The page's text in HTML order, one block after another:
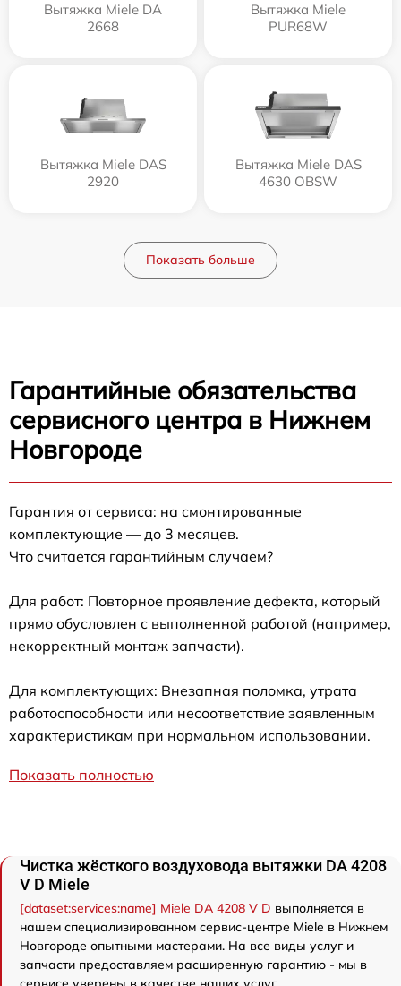
Вытяжка Miele DA
2668
Вытяжка Miele
PUR68W
Вытяжка Miele DAS
2920
Вытяжка Miele DAS
4630 OBSW
Показать больше
Гарантийные обязательства
сервисного центра в Нижнем
Новгороде
Гарантия от сервиса: на смонтированные
комплектующие — до 3 месяцев.
Что считается гарантийным случаем?
Для работ: Повторное проявление дефекта, который
прямо обусловлен с выполненной работой (например,
некорректный монтаж запчасти).
Для комплектующих: Внезапная поломка, утрата
работоспособности или несоответствие заявленным
характеристикам при нормальном использовании.
Показать полностью
Чистка жёсткого воздуховода вытяжки DA 4208
V D Miele
[dataset:services:name] Miele DA 4208 V D выполняется в
нашем специализированном сервис-центре Miele в Нижнем
Новгороде опытными мастерами. На все виды услуг и
запчасти предоставляем расширенную гарантию - мы в